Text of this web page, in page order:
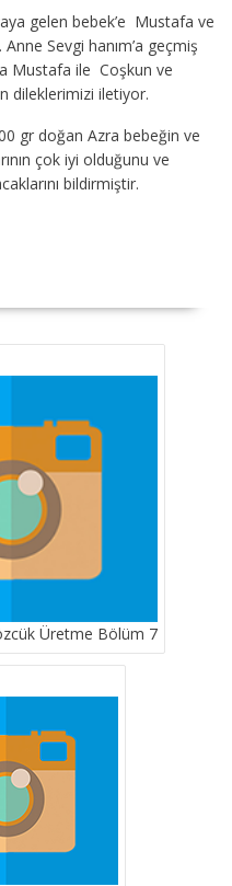
gelen bebek’e Mustafa ve
Sevgi hanım’a geçmiş
Mustafa ile Coşkun ve
dileklerimizi iletiyor.
gr doğan Azra bebeğin ve
çok iyi olduğunu ve
bildirmiştir.
Üretme Bölüm 7